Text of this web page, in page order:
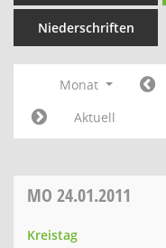
Niederschriften
Monat
Aktuell
MO 24.01.2011
Kreistag